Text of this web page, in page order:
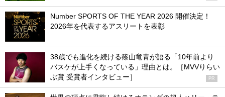
Number SPORTS OF THE YEAR 2026 開催決定！
2026年を代表するアスリートを表彰
38歳でも進化を続ける篠山竜青が語る「10年前より
バスケが上手くなっている」理由とは。［MVVりらい
ぶ賞 受賞者インタビュー］
PR